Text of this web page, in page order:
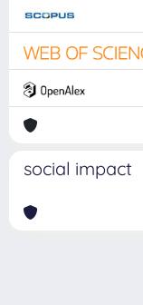
social impact